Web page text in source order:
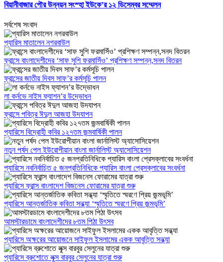
বিয়ানীবাজার পৌর উন্নয়ন সংস্হা ইউকে’র ১২ ডিসেম্বর সম্মেলন
সর্বশেষ সংবাদ
প্যারিস মাতালেন নগরবাউল
ফ্রান্সে বাংলাদেশীদের ‘সাফ সুশি ফরমাসিঁও’ প্রশিক্ষণ সম্পন্ন,সনদ বিতরন
ফ্রান্সের জাতীয় দিবস সাফ’র কর্মসূচি পালন
লা কর্নভে নাইস ফ্যাশন’র উদ্ভোধন
ফ্রান্সে পবিত্র ঈদুল আজহা উদযাপন
প্যারিসে বিদ্রোহী কবির ১২৭তম জন্মবার্ষিকী পালন
নতুন পর্ষদ পেল ইউরোপীয়ান বাংলা জার্নালিস্ট অ্যাসোসিয়েশন
প্যারিসে নবনির্বাচিত ৫ জনপ্রতিনিধিকে প্যারিস বাংলা প্রেসক্লাবের সংবর্ধনা
প্যারিসে ফ্রান্স বাংলাদেশ বিজনেস ফোরামের যাত্রা শুরু
প্যারিসে আন্তর্জাতিক কবিতা সন্ধ্যা ‘স্মৃতিতে স্মরণে প্রিয় জন্মভূমি’
আমস্টারডামে বাংলাদেশীদের ৮তম পিঠা উৎসব
প্যারিসে অক্ষরের আয়োজনে সাইফুল ইসলামের একক আবৃত্তি সন্ধ্যা
প্যারিসে ব্রুশোতে লুক্স বারবুর সেলুনের যাত্রা শুরু